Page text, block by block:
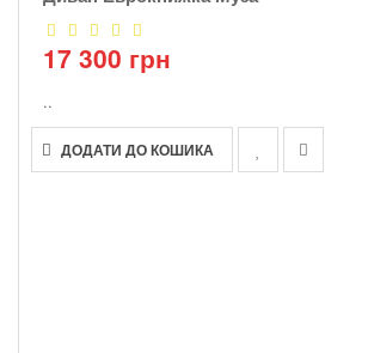
17 300 грн
..
ДОДАТИ ДО КОШИКА